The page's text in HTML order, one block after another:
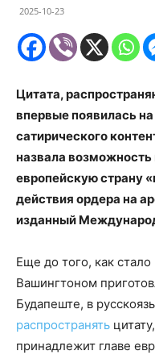
2025-10-23
Цитата,
впервые появилась
сатирического
назвала возможность
европейскую страну
действия ордера на
изданный
Еще до того, как
Вашингтоном
Будапеште, в
распространять
принадлежит главе